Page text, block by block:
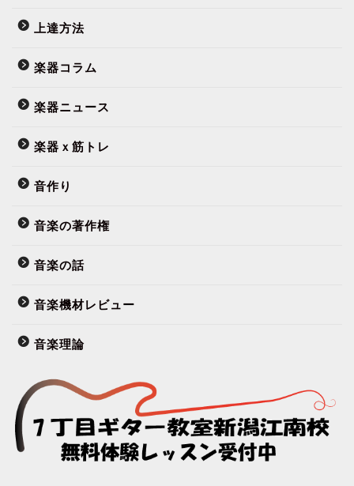
上達方法
楽器コラム
楽器ニュース
楽器ｘ筋トレ
音作り
音楽の著作権
音楽の話
音楽機材レビュー
音楽理論